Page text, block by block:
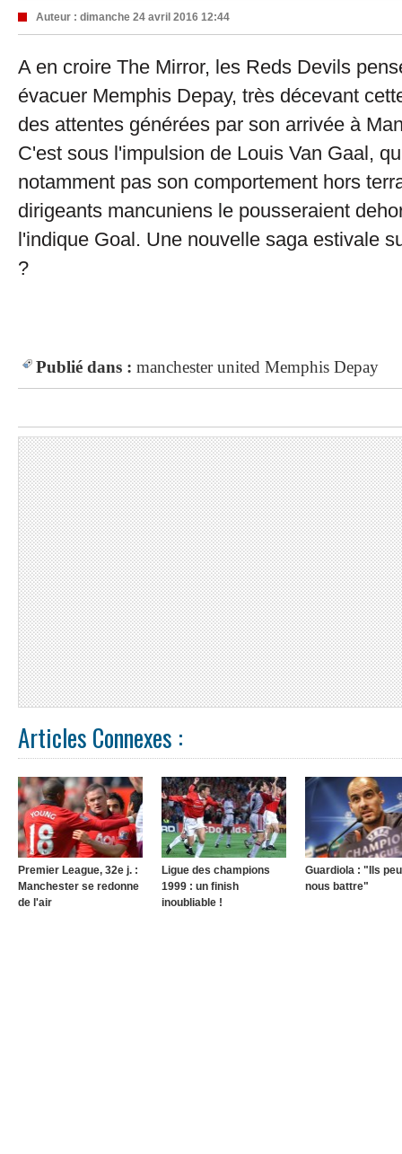
Auteur : dimanche 24 avril 2016 12:44
A en croire The Mirror, les Reds Devils
évacuer Memphis Depay, très décevant
des attentes générées par son arrivée à
C'est sous l'impulsion de Louis Van Gaal,
notamment pas son comportement hors
dirigeants mancuniens le pousseraient
l'indique Goal. Une nouvelle saga estivale
?
Publié dans : manchester united Memphis Depay
Articles Connexes :
Premier League, 32e j. :
Manchester se redonne
de l'air
Ligue des champions
1999 : un finish
inoubliable !
Guardiola : "Ils
nous battre"